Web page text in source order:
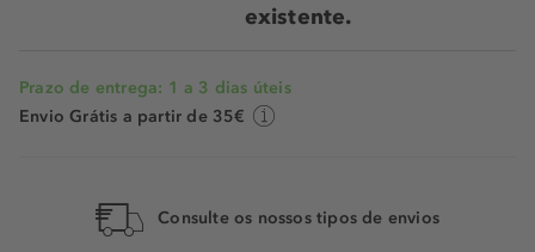
existente.
Prazo de entrega: 1 a 3 dias úteis
Envio Grátis a partir de 35€
Consulte os nossos tipos de envios